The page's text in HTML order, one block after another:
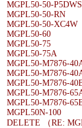
MGPL50-50-
MGPL50-50-RN
MGPL50-50-XC4W
MGPL50-60
MGPL50-75
MGPL50-75A
MGPL50-M7876-
MGPL50-M7876-
MGPL50-M7876-
MGPL50-M7876-
MGPL50-M7876-
MGPL50N-100
DELETE （RE: